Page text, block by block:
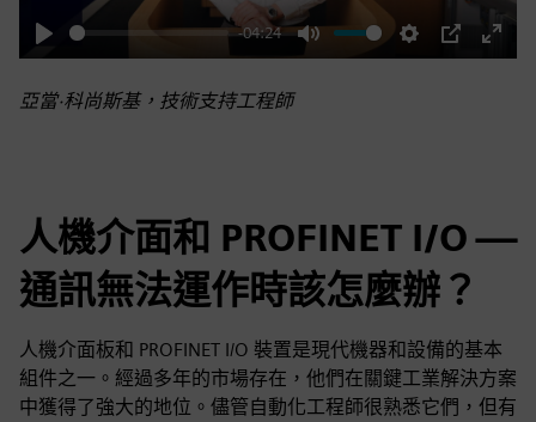
Play
-04:24
Mute Settings
PIP
Enter
亞當·科尚斯基，技術支持工程師
人機介面和 PROFINET I/O —
通訊無法運作時該怎麼辦？
人機介面板和 PROFINET I/O 裝置是現代機器和設備的基本
組件之一。經過多年的市場存在，他們在關鍵工業解決方案
中獲得了強大的地位。儘管自動化工程師很熟悉它們，但有